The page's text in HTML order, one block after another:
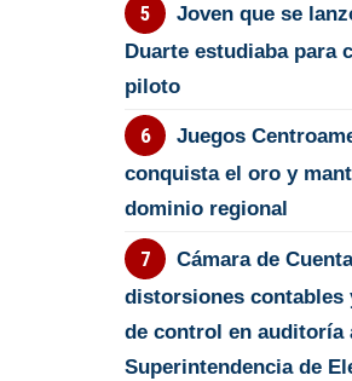
Joven que se
Duarte estudiaba para
piloto
Juegos
conquista el oro y
dominio regional
Cámara de
distorsiones contables
de control en auditoría
Superintendencia de